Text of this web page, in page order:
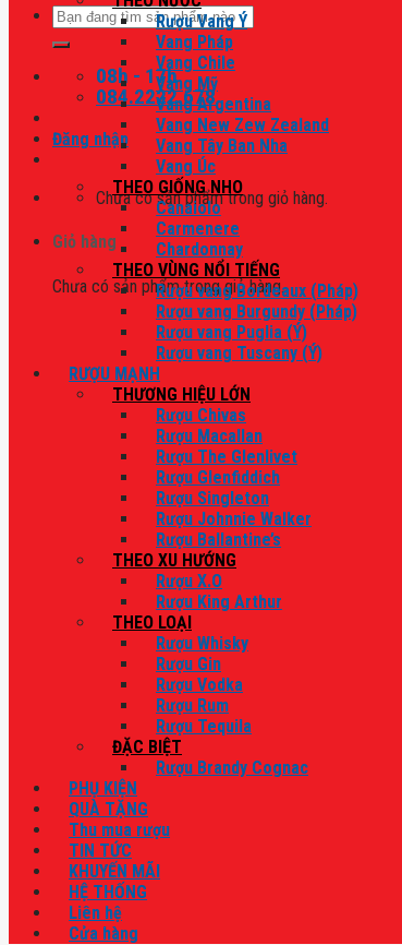
Tìm
kiếm:
08h - 17h
084.2222.678
Đăng nhập
Chưa có sản phẩm trong giỏ hàng.
Giỏ hàng
Chưa có sản phẩm trong giỏ hàng.
Rượu Vang Ý
Vang Pháp
Vang Chile
Vang Mỹ
Vang Argentina
Vang New Zew Zealand
Vang Tây Ban Nha
Vang Úc
THEO GIỐNG NHO
Canaiolo
Carmenere
Chardonnay
THEO VÙNG NỔI TIẾNG
Rượu vang Bordeaux (Pháp)
Rượu vang Burgundy (Pháp)
Rượu vang Puglia (Ý)
Rượu vang Tuscany (Ý)
RƯỢU MẠNH
THƯƠNG HIỆU LỚN
Rượu Chivas
Rượu Macallan
Rượu The Glenlivet
Rượu Glenfiddich
Rượu Singleton
Rượu Johnnie Walker
Rượu Ballantine’s
THEO XU HƯỚNG
Rượu X.O
Rượu King Arthur
THEO LOẠI
Rượu Whisky
Rượu Gin
Rượu Vodka
Rượu Rum
Rượu Tequila
ĐẶC BIỆT
Rượu Brandy Cognac
PHỤ KIỆN
QUÀ TẶNG
Thu mua rượu
TIN TỨC
KHUYẾN MÃI
HỆ THỐNG
Liên hệ
Cửa hàng